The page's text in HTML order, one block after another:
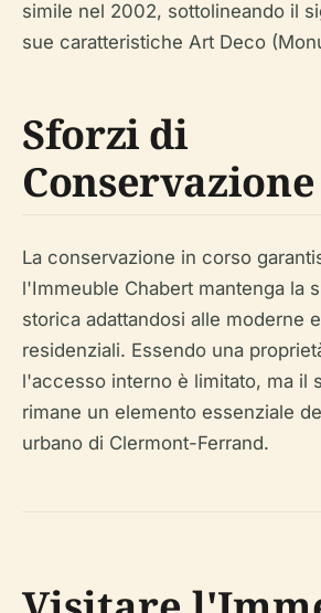
simile nel 2002, sottolineando il
sue caratteristiche Art Deco
Sforzi di
Conservazione
La conservazione in corso
l'Immeuble Chabert mantenga la
storica adattandosi alle moderne
residenziali. Essendo una
l'accesso interno è limitato, ma il
rimane un elemento essenziale
urbano di Clermont-Ferrand.